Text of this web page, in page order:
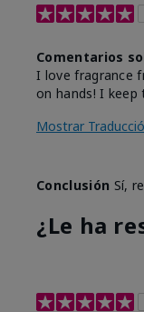
Comentarios
I love fragrance
on hands! I
Mostrar
Conclusión Sí,
¿Le ha